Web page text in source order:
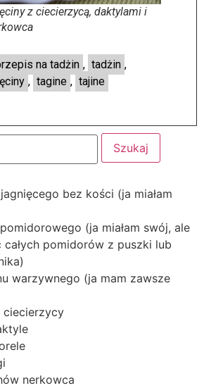
z ciecierzycą, daktylami i
na tadżin , tadżin ,
, tagine , tajine
bez kości (ja miałam
(ja miałam swój, ale
całych pomidorów z puszki lub
warzywnego (ja mam zawsze
ciecierzycy
nerkowca